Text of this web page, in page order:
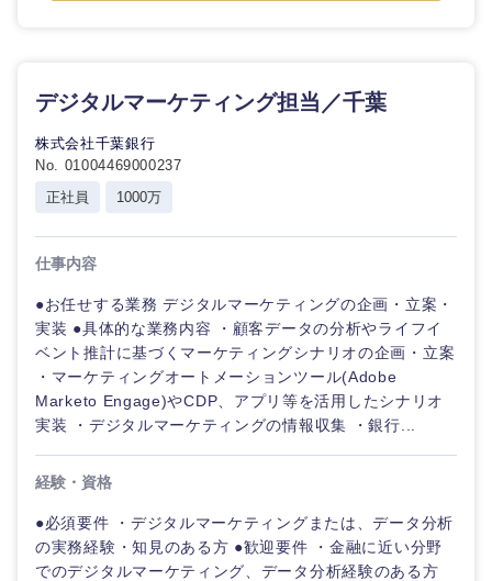
デジタルマーケティング担当／千葉
株式会社千葉銀行
No. 01004469000237
正社員
1000万
仕事内容
●お任せする業務 デジタルマーケティングの企画・立案・
実装 ●具体的な業務内容 ・顧客データの分析やライフイ
ベント推計に基づくマーケティングシナリオの企画・立案
・マーケティングオートメーションツール(Adobe
Marketo Engage)やCDP、アプリ等を活用したシナリオ
実装 ・デジタルマーケティングの情報収集 ・銀行...
経験・資格
●必須要件 ・デジタルマーケティングまたは、データ分析
の実務経験・知見のある方 ●歓迎要件 ・金融に近い分野
でのデジタルマーケティング、データ分析経験のある方